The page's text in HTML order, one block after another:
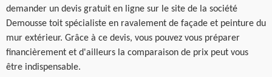
demander un devis gratuit en ligne sur le site de la société
Demousse toit spécialiste en ravalement de façade et peinture du
mur extérieur. Grâce à ce devis, vous pouvez vous préparer
financièrement et d'ailleurs la comparaison de prix peut vous
être indispensable.